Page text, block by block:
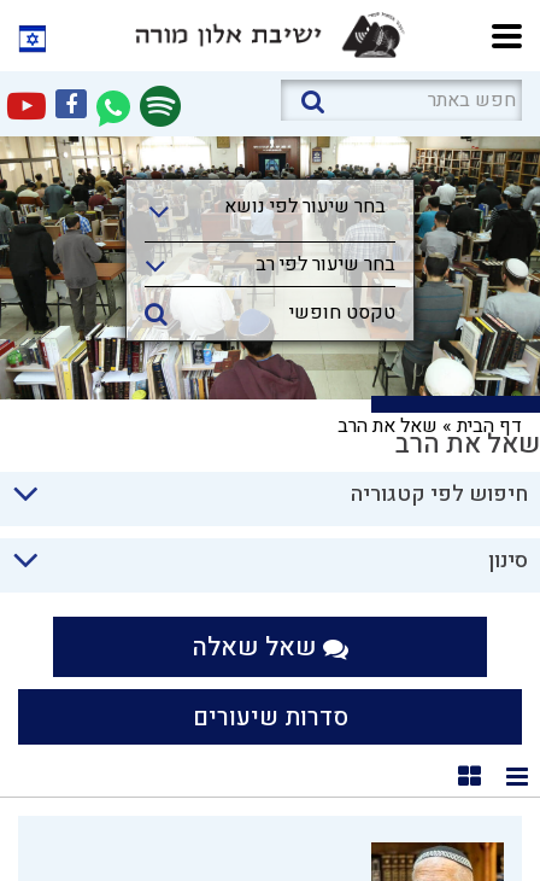
בחר שיעור לפי נושא
בחר שיעור לפי נושא
בחר שיעור לפי רב
דף הבית» שאל את הרבשאל את הרב
חיפוש לפי קטגוריה
סינון
שאל שאלה
סדרות שיעורים
תצוגת רשימה
תצוגת קוביות